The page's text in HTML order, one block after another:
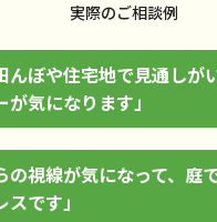
実際のご相談例
んぼや住宅地で見通しが
が気になります」
の視線が気になって、庭
です」